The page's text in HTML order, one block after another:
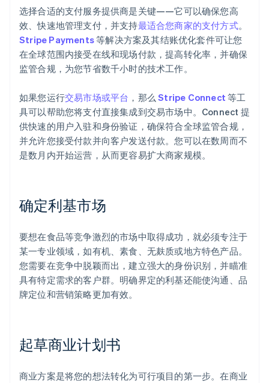
选择合适的支付服务提供商是关键——它可以确保您高
效、快速地管理支付，并支持最适合您商家的支付方式。
Stripe Payments等解决方案及其结账优化套件可让您
在全球范围内接受在线和现场付款，提高转化率，并确保
监管合规，为您节省数千小时的技术工作。
如果您运行交易市场或平台 ，那么Stripe Connect 等工
具可以帮助您将支付直接集成到交易市场中。Connect 提
供快速的用户入驻和身份验证，确保符合全球监管合规，
并允许您接受付款并向客户发送付款。您可以在数周而不
是数月内开始运营，从而更容易扩大商家规模。
确定利基市场
要想在食品等竞争激烈的市场中取得成功，就必须专注于
某一专业领域，如有机、素食、无麸质或地方特色产品。
您需要在竞争中脱颖而出，建立强大的身份识别，并瞄准
具有特定需求的客户群。明确界定的利基还能使沟通、品
牌定位和营销策略更加有效。
起草商业计划书
商业方案是将您的想法转化为可行项目的第一步。在商业